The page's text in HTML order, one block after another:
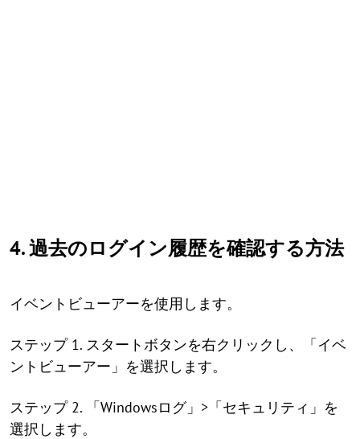
4. 過去のログイン履歴を確認する方法
イベントビューアーを使用します。
ステップ 1. スタートボタンを右クリックし、「イベ
ントビューアー」を選択します。
ステップ 2. 「Windowsログ」>「セキュリティ」を
選択します。